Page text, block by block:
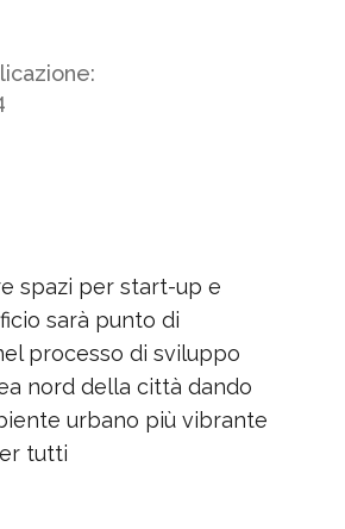
spazi per start-up e
sarà punto di
processo di sviluppo
nord della città dando
urbano più vibrante
tutti